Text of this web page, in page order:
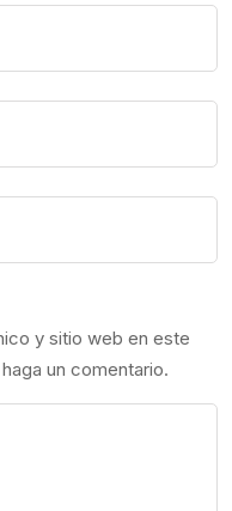
y sitio web en este
un comentario.